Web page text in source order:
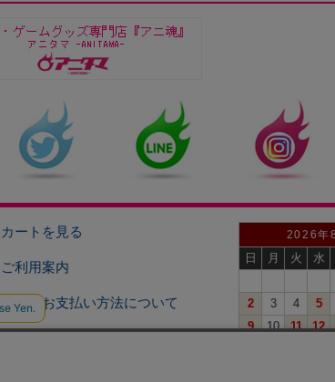
カートを見る
ご利用案内
送料、お支払い方法について
2026年
日 月 火 水
2
3 4 5
9
10 11 12